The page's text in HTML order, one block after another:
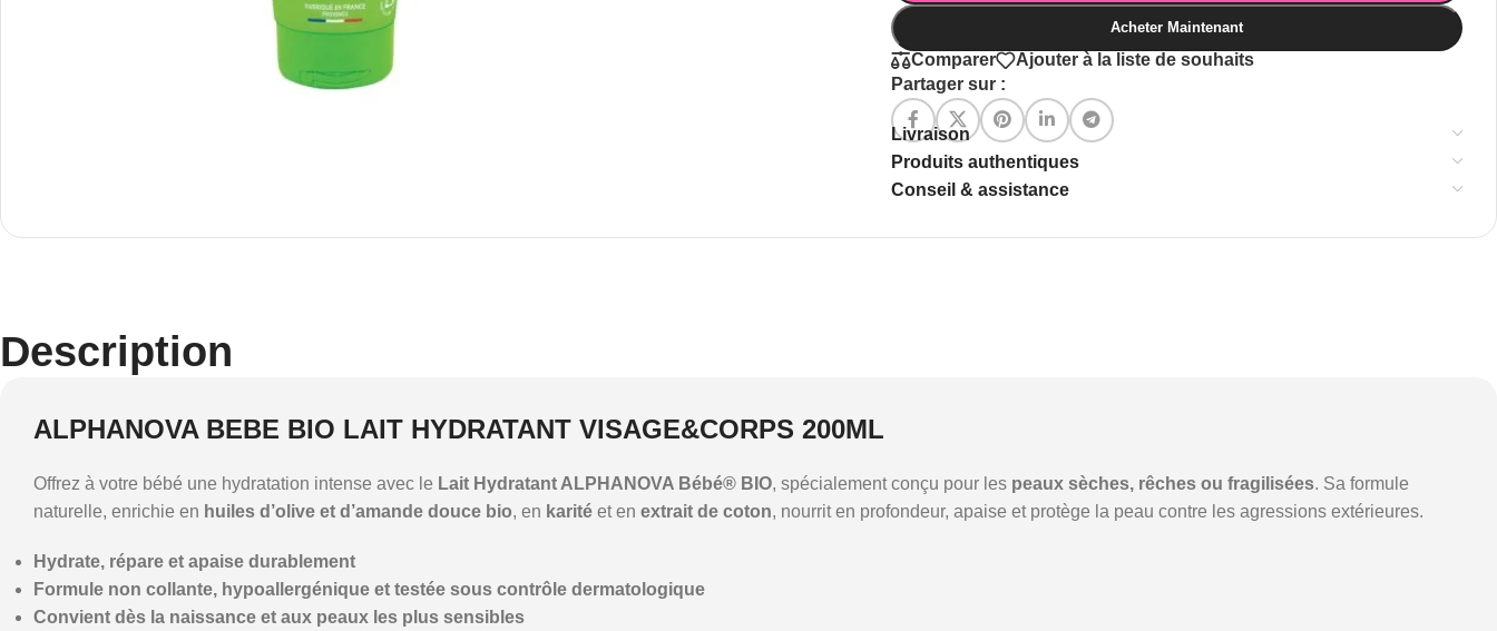
Acheter Maintenant
Comparer
Ajouter à la liste de souhaits
Partager sur :
Livraison
Produits authentiques
Conseil & assistance
Description
ALPHANOVA BEBE BIO LAIT HYDRATANT VISAGE&CORPS 200ML
Offrez à votre bébé une hydratation intense avec le Lait Hydratant ALPHANOVA Bébé® BIO, spécialement conçu pour les peaux sèches, rêches ou fragilisées. Sa formule
naturelle, enrichie en huiles d’olive et d’amande douce bio, en karité et en extrait de coton, nourrit en profondeur, apaise et protège la peau contre les agressions extérieures.
Hydrate, répare et apaise durablement
Formule non collante, hypoallergénique et testée sous contrôle dermatologique
Convient dès la naissance et aux peaux les plus sensibles